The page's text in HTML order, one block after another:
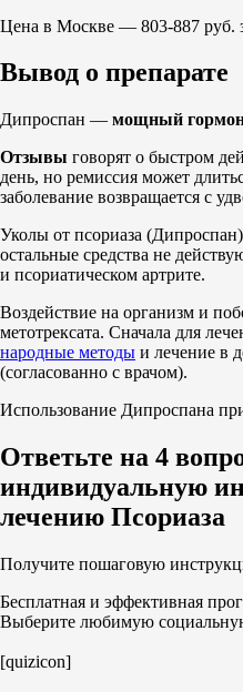
Цена в Москве — 803-887 руб.
Вывод о препарате
Дипроспан — мощный
Отзывы говорят о быстром
день, но ремиссия может
заболевание возвращается с
Уколы от псориаза (Дипроспан)
остальные средства не
и псориатическом артрите.
Воздействие на организм и
метотрексата. Сначала для
народные методы и лечение в
(согласованно с врачом).
Использование Дипроспана
Ответьте на 4
индивидуальную
лечению Псориаза
Получите пошаговую
Бесплатная и эффективная
Выберите любимую
[quizicon]